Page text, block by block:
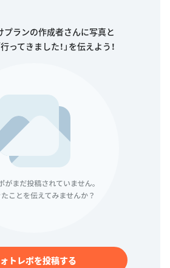
プランの作成者さんに写真と
ってきました！」を伝えよう！
トレポを投稿する